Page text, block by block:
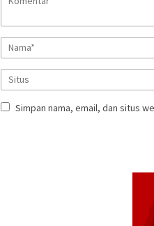
Simpan nama, email, dan situs